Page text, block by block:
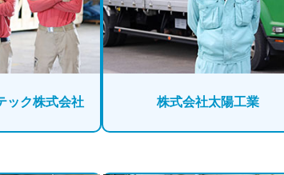
ック株式会社 株式会社太陽工業